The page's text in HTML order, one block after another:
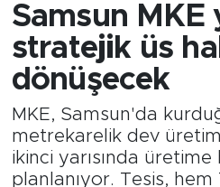
Samsun MKE
stratejik üs
dönüşecek
MKE, Samsun'da
metrekarelik dev
ikinci yarısında üretime
planlanıyor. Tesis, hem
Son Dakika Haberleri
Haber Arşivi